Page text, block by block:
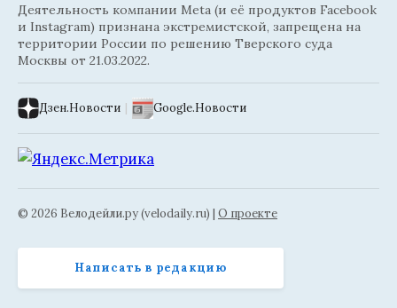
Деятельность компании Meta (и её продуктов Facebook
и Instagram) признана экстремистской, запрещена на
территории России по решению Тверского суда
Москвы от 21.03.2022.
Дзен.Новости | Google.Новости
© 2026 Велодейли.ру (velodaily.ru) | О проекте
Написать в редакцию